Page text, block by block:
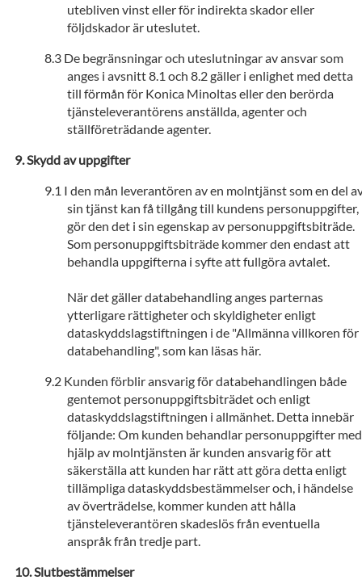
utebliven vinst eller för indirekta skador eller
följdskador är uteslutet.
De begränsningar och uteslutningar av ansvar som
anges i avsnitt 8.1 och 8.2 gäller i enlighet med detta
till förmån för Konica Minoltas eller den berörda
tjänsteleverantörens anställda, agenter och
ställföreträdande agenter.
Skydd av uppgifter
I den mån leverantören av en molntjänst som en del
sin tjänst kan få tillgång till kundens personuppgifter,
gör den det i sin egenskap av personuppgiftsbiträde.
Som personuppgiftsbiträde kommer den endast att
behandla uppgifterna i syfte att fullgöra avtalet.
När det gäller databehandling anges parternas
ytterligare rättigheter och skyldigheter enligt
dataskyddslagstiftningen i de "Allmänna villkoren för
databehandling", som kan läsas här.
Kunden förblir ansvarig för databehandlingen både
gentemot personuppgiftsbiträdet och enligt
dataskyddslagstiftningen i allmänhet. Detta innebär
följande: Om kunden behandlar personuppgifter med
hjälp av molntjänsten är kunden ansvarig för att
säkerställa att kunden har rätt att göra detta enligt
tillämpliga dataskyddsbestämmelser och, i händelse
av överträdelse, kommer kunden att hålla
tjänsteleverantören skadeslös från eventuella
anspråk från tredje part.
Slutbestämmelser